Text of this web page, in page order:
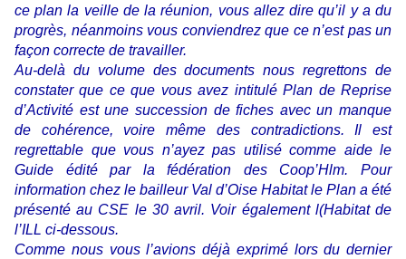
ce plan la veille de la réunion, vous allez dire qu’il y a du
progrès, néanmoins vous conviendrez que ce n’est pas un
façon correcte de travailler.
Au-delà du volume des documents nous regrettons de
constater que ce que vous avez intitulé Plan de Reprise
d’Activité est une succession de fiches avec un manque
de cohérence, voire même des contradictions. Il est
regrettable que vous n’ayez pas utilisé comme aide le
Guide édité par la fédération des Coop’Hlm. Pour
information chez le bailleur Val d’Oise Habitat le Plan a été
présenté au CSE le 30 avril. Voir également l(Habitat de
l’ILL ci-dessous.
Comme nous vous l’avions déjà exprimé lors du dernier